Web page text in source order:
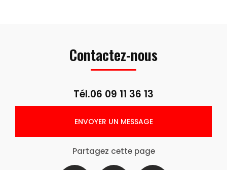
Contactez-nous
Tél.06 09 11 36 13
ENVOYER UN MESSAGE
Partagez cette page